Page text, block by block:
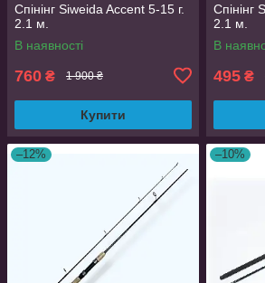
Спінінг Siweida Accent 5-15 г.
2.1 м.
В наявності
760 ₴ 1 900 ₴
Купити
Спінінг
2.1 м.
В
495 ₴
–12% –10%